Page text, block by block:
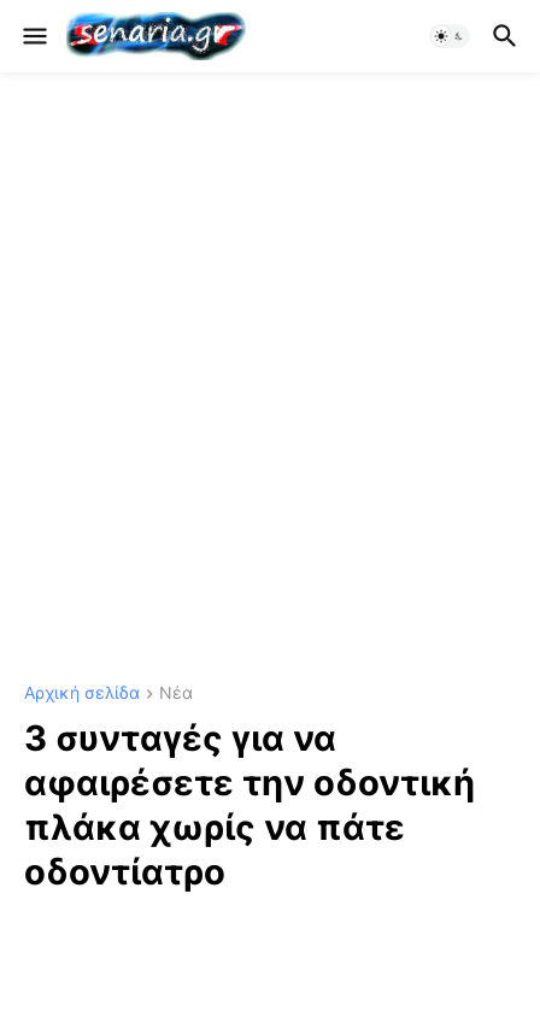
Αρχική σελίδα Νέα
3 συνταγές για να
αφαιρέσετε την οδοντική
πλάκα χωρίς να πάτε
οδοντίατρο